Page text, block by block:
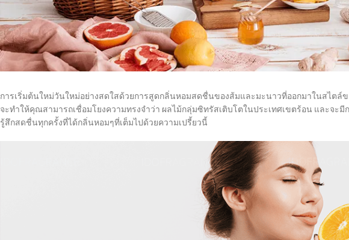
การเริ่มต้นใหม่วันใหม่อย่างสดใสด้วยการสูดกลิ่นหอมสดชื่นของส้มและมะนาวที่ออกมาในสไตล์
จะทำให้คุณสามารถเชื่อมโยงความทรงจำว่า ผลไม้กลุ่มซิทรัสเติบโตในประเทศเขตร้อน และจะ
รู้สึกสดชื่นทุกครั้งที่ได้กลิ่นหอมๆที่เต็มไปด้วยความเปรี้ยวนี้